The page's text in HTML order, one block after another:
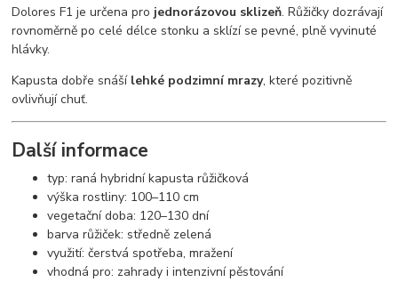
Dolores F1 je určena pro jednorázovou sklizeň. Růžičky dozrávají
rovnoměrně po celé délce stonku a sklízí se pevné, plně vyvinuté
hlávky.
Kapusta dobře snáší lehké podzimní mrazy, které pozitivně
ovlivňují chuť.
Další informace
typ: raná hybridní kapusta růžičková
výška rostliny: 100–110 cm
vegetační doba: 120–130 dní
barva růžiček: středně zelená
využití: čerstvá spotřeba, mražení
vhodná pro: zahrady i intenzivní pěstování